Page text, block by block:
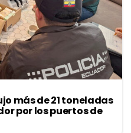
más de 21 toneladas
por los puertos de